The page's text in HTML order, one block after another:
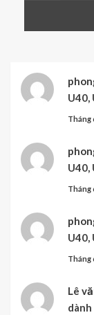
U40,
Tháng
U40,
Tháng
U40,
Tháng
Lê
dành